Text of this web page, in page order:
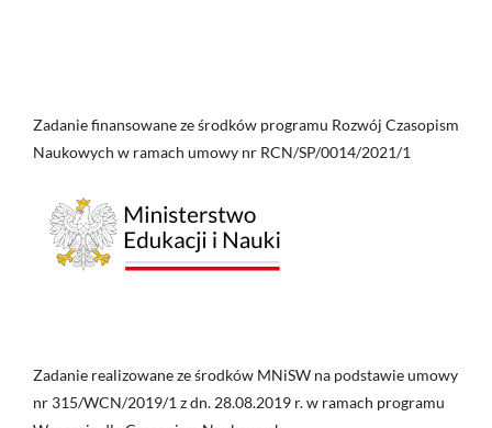
Zadanie finansowane ze środków programu Rozwój Czasopism
Naukowych w ramach umowy nr RCN/SP/0014/2021/1
Zadanie realizowane ze środków MNiSW na podstawie umowy
nr 315/WCN/2019/1 z dn. 28.08.2019 r. w ramach programu